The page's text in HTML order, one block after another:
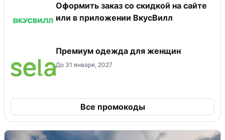
Оформить заказ со скидкой на сайте
или в приложении ВкусВилл
Премиум одежда для женщин
До 31 января, 2027
Все промокоды